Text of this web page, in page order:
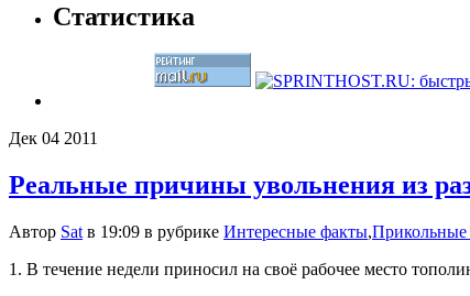
Статистика
Дек 04 2011
Реальные причины увольнения из
Автор Sat в 19:09 в рубрике Интересные факты,
1. В течение недели приносил на своё рабочее место